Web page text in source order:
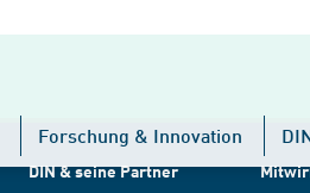
Forschung & Innovation
DIN & seine Partner